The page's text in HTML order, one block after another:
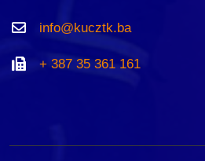
info@kucztk.ba
+ 387 35 361 161